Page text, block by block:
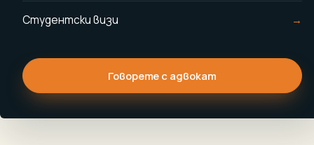
Студентски визи
Говорете с адвокат